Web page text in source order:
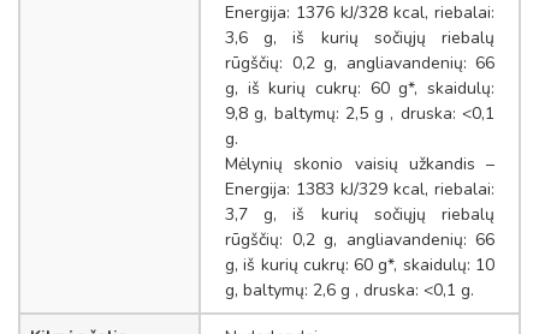
Energija: 1376 kJ/328 kcal, riebalai:
3,6 g, iš kurių sočiųjų riebalų
rūgščių: 0,2 g, angliavandenių: 66
g, iš kurių cukrų: 60 g*, skaidulų:
9,8 g, baltymų: 2,5 g , druska: <0,1
g.
Mėlynių skonio vaisių užkandis –
Energija: 1383 kJ/329 kcal, riebalai:
3,7 g, iš kurių sočiųjų riebalų
rūgščių: 0,2 g, angliavandenių: 66
g, iš kurių cukrų: 60 g*, skaidulų: 10
g, baltymų: 2,6 g , druska: <0,1 g.